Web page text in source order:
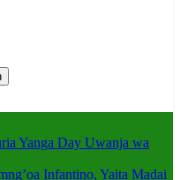
Yanga Day Uwanja wa
Infantino, Yaita Madai